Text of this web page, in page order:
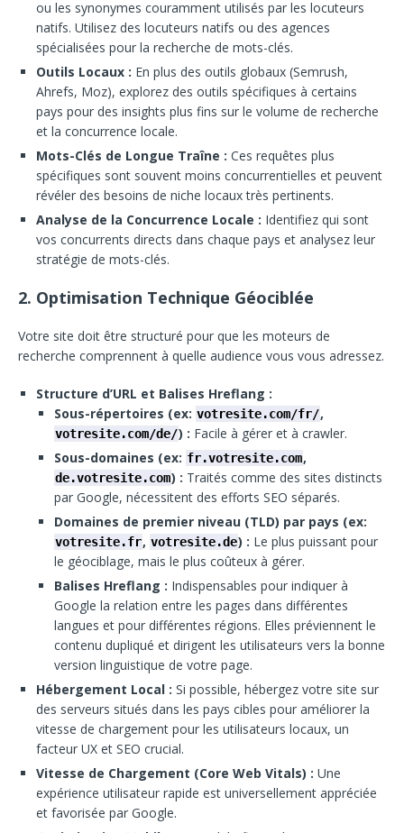
ou les synonymes couramment utilisés par les locuteurs
natifs. Utilisez des locuteurs natifs ou des agences
spécialisées pour la recherche de mots-clés.
Outils Locaux : En plus des outils globaux (Semrush,
Ahrefs, Moz), explorez des outils spécifiques à certains
pays pour des insights plus fins sur le volume de recherche
et la concurrence locale.
Mots-Clés de Longue Traîne : Ces requêtes plus
spécifiques sont souvent moins concurrentielles et peuvent
révéler des besoins de niche locaux très pertinents.
Analyse de la Concurrence Locale : Identifiez qui sont
vos concurrents directs dans chaque pays et analysez leur
stratégie de mots-clés.
2. Optimisation Technique Géociblée
Votre site doit être structuré pour que les moteurs de
recherche comprennent à quelle audience vous vous adressez.
Structure d’URL et Balises Hreflang :
Sous-répertoires (ex: votresite.com/fr/,
votresite.com/de/) : Facile à gérer et à crawler.
Sous-domaines (ex: fr.votresite.com,
de.votresite.com) : Traités comme des sites distincts
par Google, nécessitent des efforts SEO séparés.
Domaines de premier niveau (TLD) par pays (ex:
votresite.fr, votresite.de) : Le plus puissant pour
le géociblage, mais le plus coûteux à gérer.
Balises Hreflang : Indispensables pour indiquer à
Google la relation entre les pages dans différentes
langues et pour différentes régions. Elles préviennent le
contenu dupliqué et dirigent les utilisateurs vers la bonne
version linguistique de votre page.
Hébergement Local : Si possible, hébergez votre site sur
des serveurs situés dans les pays cibles pour améliorer la
vitesse de chargement pour les utilisateurs locaux, un
facteur UX et SEO crucial.
Vitesse de Chargement (Core Web Vitals) : Une
expérience utilisateur rapide est universellement appréciée
et favorisée par Google.